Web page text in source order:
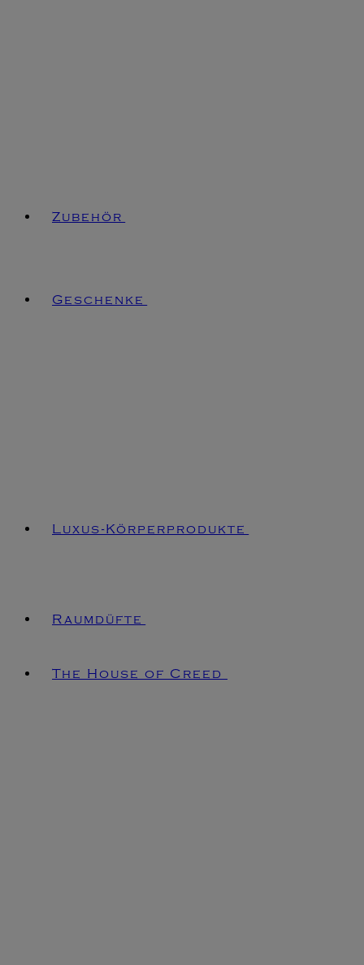
Zubehör
Geschenke
Luxus-Körperprodukte
Raumdüfte
The House of Creed